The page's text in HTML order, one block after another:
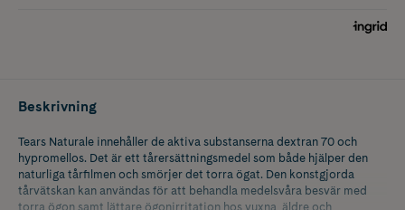
Beskrivning
Tears Naturale innehåller de aktiva substanserna dextran 70 och
hypromellos. Det är ett tårersättningsmedel som både hjälper den
naturliga tårfilmen och smörjer det torra ögat. Den konstgjorda
tårvätskan kan användas för att behandla medelsvåra besvär med
torra ögon samt lättare ögonirritation hos vuxna, äldre och